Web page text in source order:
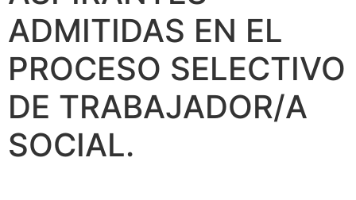
ADMITIDAS EN EL
PROCESO SELECTIVO
DE TRABAJADOR/A
SOCIAL.